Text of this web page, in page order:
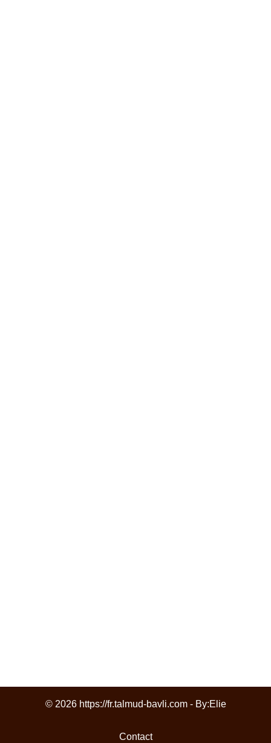
© 2026 https://fr.talmud-bavli.com - By:Elie
Contact